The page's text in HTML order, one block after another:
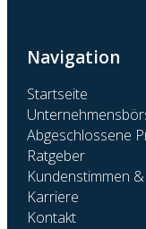
Navigation
Startseite
Abgeschlossene
Ratgeber
Kundenstimmen
Karriere
Kontakt